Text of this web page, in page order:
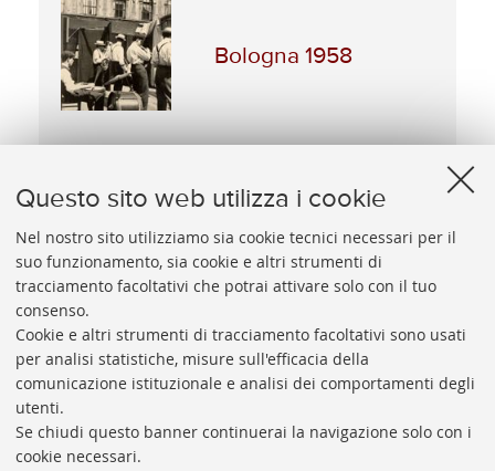
Questo sito web utilizza i cookie
Nel nostro sito utilizziamo sia cookie tecnici necessari per il
suo funzionamento, sia cookie e altri strumenti di
tracciamento facoltativi che potrai attivare solo con il tuo
consenso.
Cookie e altri strumenti di tracciamento facoltativi sono usati
per analisi statistiche, misure sull'efficacia della
comunicazione istituzionale e analisi dei comportamenti degli
utenti.
Se chiudi questo banner continuerai la navigazione solo con i
cookie necessari.
Bologna 1958
Vedi dettagli
Bologna 1958
Vedi dettagli